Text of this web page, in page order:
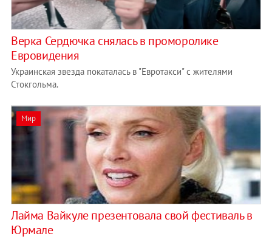
Верка Сердючка снялась в проморолике
Евровидения
Украинская звезда покаталась в "Евротакси" с жителями
Стокгольма.
Мир
Лайма Вайкуле презентовала свой фестиваль в
Юрмале